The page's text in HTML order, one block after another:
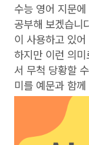
수능 영어 지문
공부해 보겠습니
이 사용하고 있
하지만 이런 의
서 무척 당황할
미를 예문과 함